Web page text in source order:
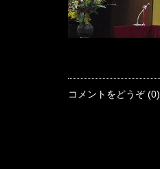
コメントをどうぞ (0)